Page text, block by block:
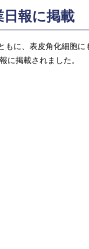
日報に掲載
もに、表皮角化細胞に
に掲載されました。